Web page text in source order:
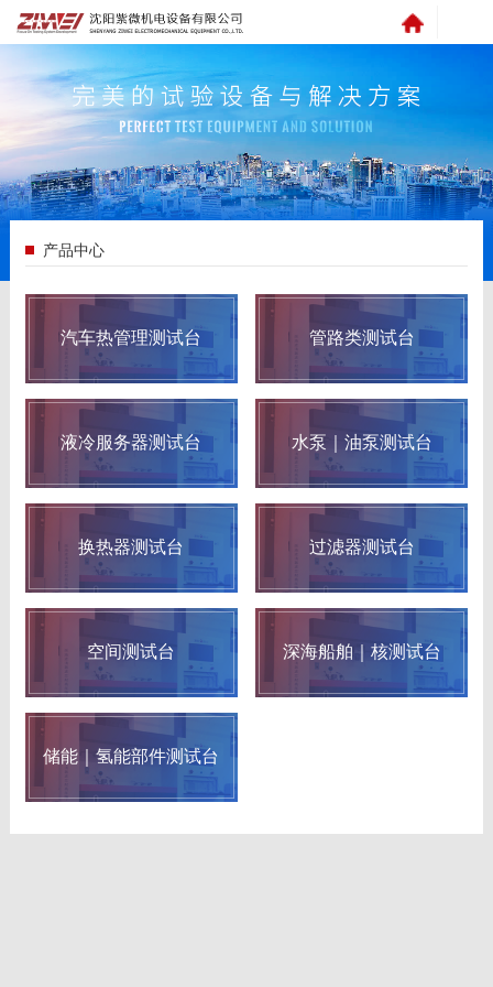
产品中心
汽车热管理测试台 管路类测试台
液冷服务器测试台 水泵｜油泵测试台
换热器测试台 过滤器测试台
空间测试台 深海船舶｜核测试台
储能｜氢能部件测试台